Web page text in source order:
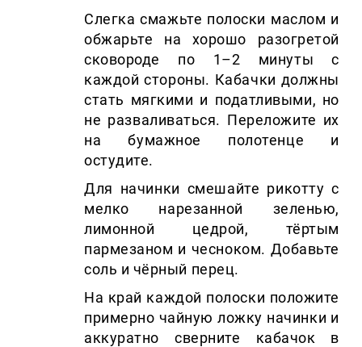
Слегка смажьте полоски маслом и
обжарьте на хорошо разогретой
сковороде по 1–2 минуты с
каждой стороны. Кабачки должны
стать мягкими и податливыми, но
не разваливаться. Переложите их
на бумажное полотенце и
остудите.
Для начинки смешайте рикотту с
мелко нарезанной зеленью,
лимонной цедрой, тёртым
пармезаном и чесноком. Добавьте
соль и чёрный перец.
На край каждой полоски положите
примерно чайную ложку начинки и
аккуратно сверните кабачок в